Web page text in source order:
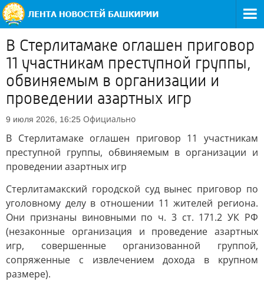
В Стерлитамаке оглашен приговор
11 участникам преступной группы,
обвиняемым в организации и
проведении азартных игр
9 июля 2026, 16:25 Официально
В Стерлитамаке оглашен приговор 11 участникам
преступной группы, обвиняемым в организации и
проведении азартных игр
Стерлитамакский городской суд вынес приговор по
уголовному делу в отношении 11 жителей региона.
Они признаны виновными по ч. 3 ст. 171.2 УК РФ
(незаконные организация и проведение азартных
игр, совершенные организованной группой,
сопряженные с извлечением дохода в крупном
размере).